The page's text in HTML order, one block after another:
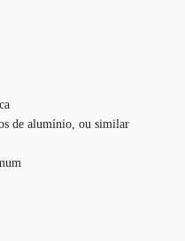
de alumínio, ou similar